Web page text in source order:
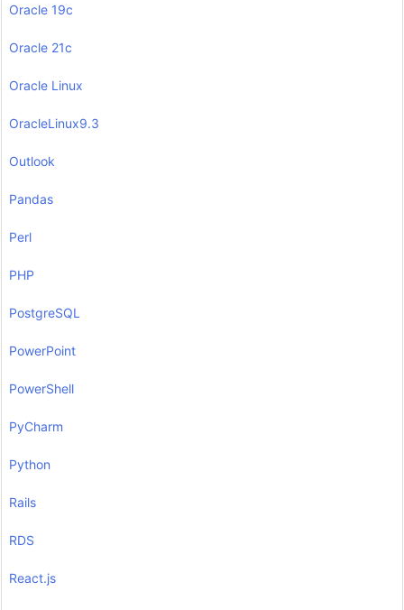
Oracle 19c
Oracle 21c
Oracle Linux
OracleLinux9.3
Outlook
Pandas
Perl
PHP
PostgreSQL
PowerPoint
PowerShell
PyCharm
Python
Rails
RDS
React.js